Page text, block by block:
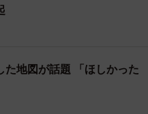
3/4
〜1965年）を経て、1965年に近鉄
地図が話題 「ほしかった